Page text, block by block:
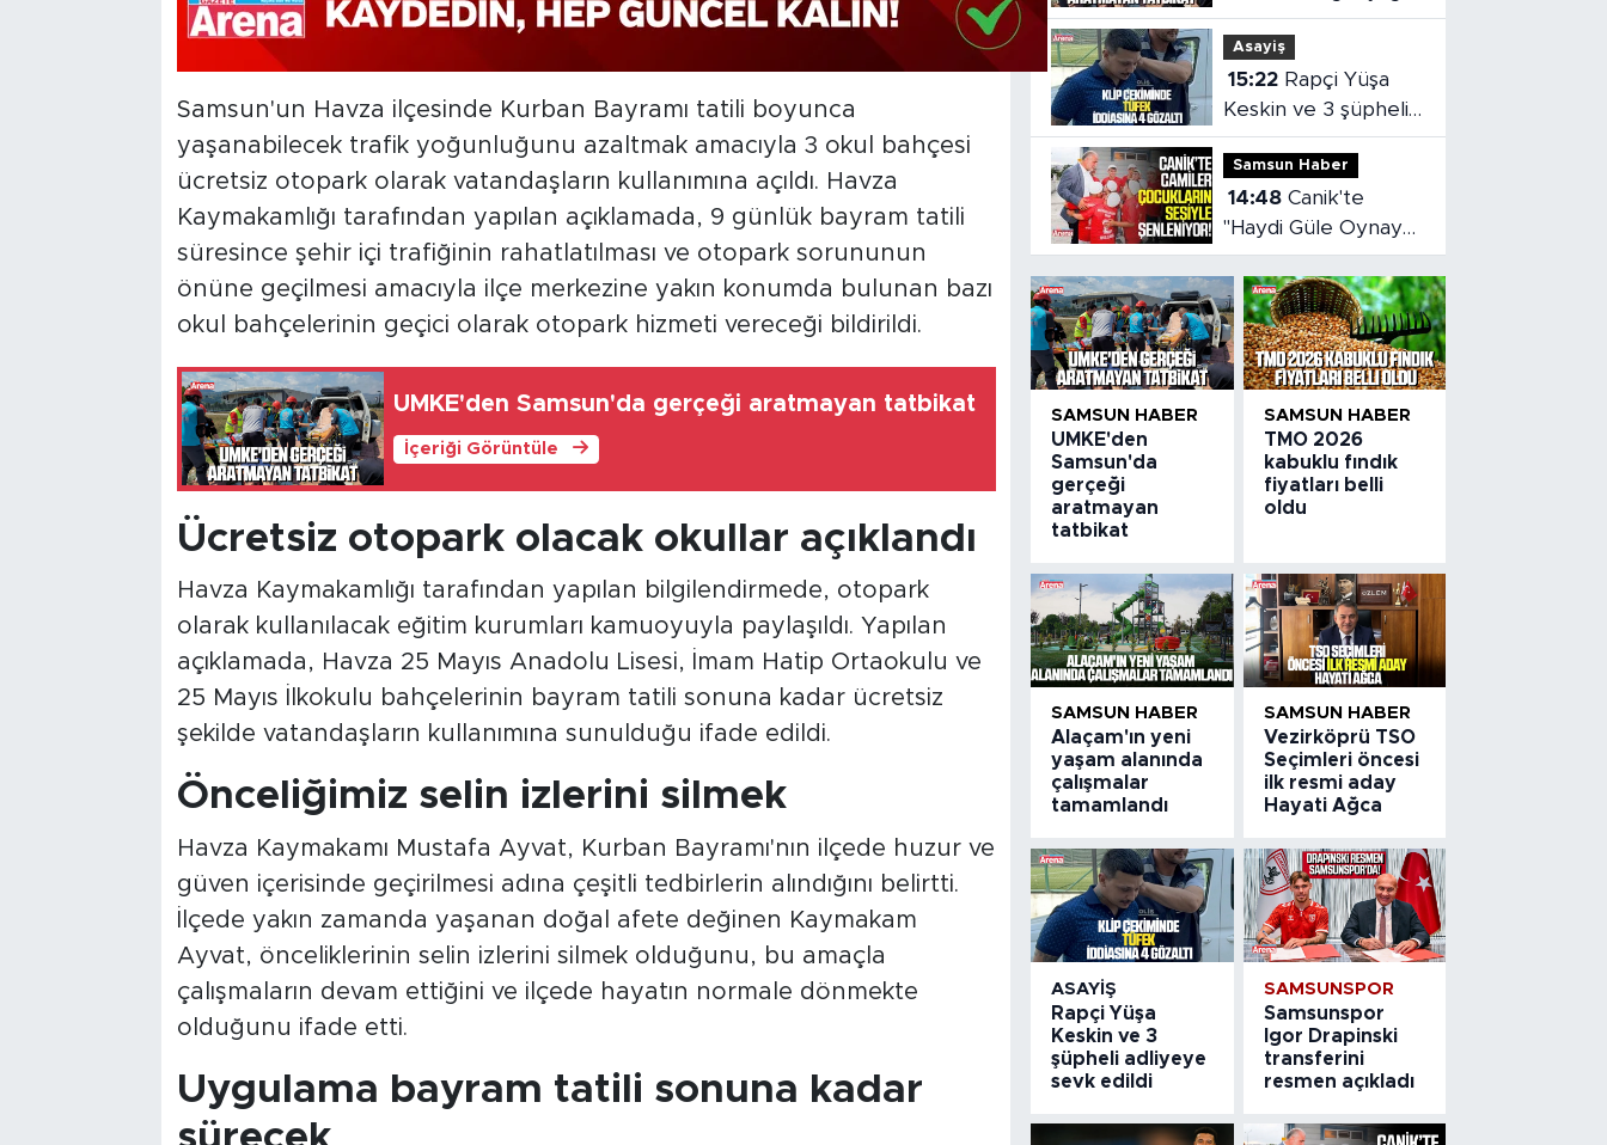
Samsun'un Havza ilçesinde Kurban Bayramı tatili boyunca
yaşanabilecek trafik yoğunluğunu azaltmak amacıyla 3 okul bahçesi
ücretsiz otopark olarak vatandaşların kullanımına açıldı. Havza
Kaymakamlığı tarafından yapılan açıklamada, 9 günlük bayram tatili
süresince şehir içi trafiğinin rahatlatılması ve otopark sorununun
önüne geçilmesi amacıyla ilçe merkezine yakın konumda bulunan bazı
okul bahçelerinin geçici olarak otopark hizmeti vereceği bildirildi.
UMKE'den Samsun'da gerçeği aratmayan tatbikat
İçeriği Görüntüle
Ücretsiz otopark olacak okullar açıklandı
Havza Kaymakamlığı tarafından yapılan bilgilendirmede, otopark
olarak kullanılacak eğitim kurumları kamuoyuyla paylaşıldı. Yapılan
açıklamada, Havza 25 Mayıs Anadolu Lisesi, İmam Hatip Ortaokulu ve
25 Mayıs İlkokulu bahçelerinin bayram tatili sonuna kadar ücretsiz
şekilde vatandaşların kullanımına sunulduğu ifade edildi.
Önceliğimiz selin izlerini silmek
Havza Kaymakamı Mustafa Ayvat, Kurban Bayramı'nın ilçede huzur ve
güven içerisinde geçirilmesi adına çeşitli tedbirlerin alındığını belirtti.
İlçede yakın zamanda yaşanan doğal afete değinen Kaymakam
Ayvat, önceliklerinin selin izlerini silmek olduğunu, bu amaçla
çalışmaların devam ettiğini ve ilçede hayatın normale dönmekte
olduğunu ifade etti.
Uygulama bayram tatili sonuna kadar
aratmayan tatbikat
Asayiş
15:22
Keskin ve 3 şüpheli
adliyeye sevk edildi
Samsun Haber
14:48 Canik'te
"Haydi Güle Oynaya
Camiye Gel"
Projesine yoğun ilgi
SAMSUN HABER
UMKE'den
Samsun'da
gerçeği
aratmayan
tatbikat
SAMSUN HABER
TMO 2026
kabuklu fındık
fiyatları belli
oldu
SAMSUN HABER
Alaçam'ın yeni
yaşam alanında
çalışmalar
tamamlandı
SAMSUN HABER
Vezirköprü TSO
Seçimleri öncesi
ilk resmi aday
Hayati Ağca
ASAYIŞ
Rapçi Yüşa
Keskin ve 3
şüpheli adliyeye
sevk edildi
SAMSUNSPOR
Samsunspor
Igor Drapinski
transferini
resmen açıkladı